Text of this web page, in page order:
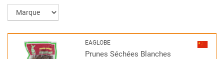
EAGLOBE
Prunes Séchées Blanches